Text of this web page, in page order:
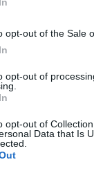
opt-out of the Sale
opt-out of
opt-out of
Data that Is
la
limpio
es un himno
la renovación